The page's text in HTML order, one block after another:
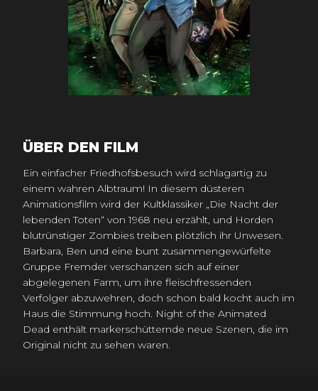
ÜBER DEN FILM
Ein einfacher Friedhofsbesuch wird schlagartig zu
einem wahren Albtraum! In diesem düsteren
Animationsfilm wird der Kultklassiker „Die Nacht der
lebenden Toten“ von 1968 neu erzählt, und Horden
blutrünstiger Zombies treiben plötzlich ihr Unwesen.
Barbara, Ben und eine bunt zusammengewürfelte
Gruppe Fremder verschanzen sich auf einer
abgelegenen Farm, um ihre fleischfressenden
Verfolger abzuwehren, doch schon bald kocht auch im
Haus die Stimmung hoch. Night of the Animated
Dead enthält markerschütternde neue Szenen, die im
Original nicht zu sehen waren.